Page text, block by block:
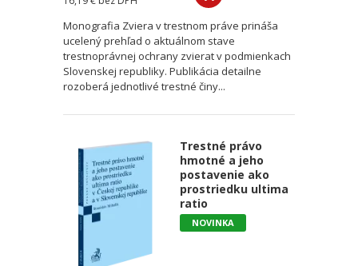
Monografia Zviera v trestnom práve prináša
ucelený prehľad o aktuálnom stave
trestnoprávnej ochrany zvierat v podmienkach
Slovenskej republiky. Publikácia detailne
rozoberá jednotlivé trestné činy...
Trestné právo
hmotné a jeho
postavenie ako
prostriedku ultima
ratio
NOVINKA